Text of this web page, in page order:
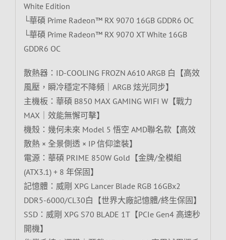
White Edition
└華碩 Prime Radeon™ RX 9070 16GB GDDR6 OC
└華碩 Prime Radeon™ RX 9070 XT White 16GB
GDDR6 OC
散熱器：ID-COOLING FROZN A610 ARGB 白【高效
風壓，瞬冷穩定不降頻｜ARGB 炫光同步】
主機板：華碩 B850 MAX GAMING WIFI W【戰力
MAX｜效能無懈可擊】
機殼：幾何未來 Model 5 悟空 AMD聯名款【高效
散熱 × 全景側透 × IP 信仰塗裝】
電源：華碩 PRIME 850W Gold【金牌/全模組
(ATX3.1) + 8 年保固】
記憶體：威剛 XPG Lancer Blade RGB 16GBx2
DDR5-6000/CL30白【世界大廠記憶體/終生保固】
SSD：威剛 XPG S70 BLADE 1T【PCIe Gen4 高速秒
開機】